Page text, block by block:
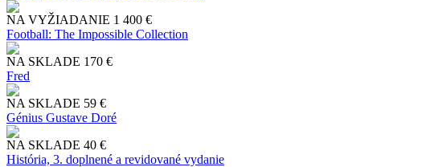
NA VYŽIADANIE 1 400 €
Football: The Impossible Collection
NA SKLADE 170 €
Fred
NA SKLADE 59 €
Génius Gustave Doré
NA SKLADE 40 €
História, 3. doplnené a revidované vydanie